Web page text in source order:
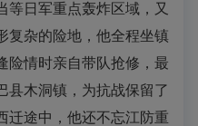
等日军重点轰炸区域，又
复杂的险地，他全程坐镇
险情时亲自带队抢修，最
县木洞镇，为抗战保留了
迁途中，他还不忘江防重